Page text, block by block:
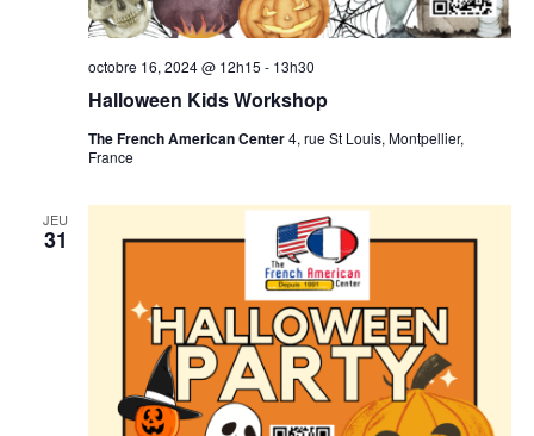
Halloween Kids Workshop
octobre 16, 2024 @ 12h15 - 13h30
The French American Center4, rue St Louis, Montpellier,
France
JEU
31